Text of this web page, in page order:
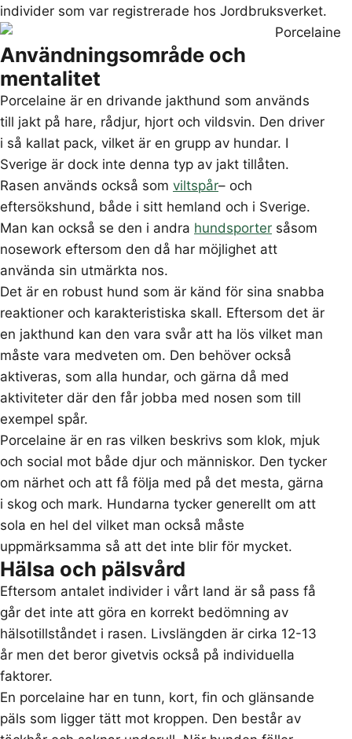
individer som var registrerade hos Jordbruksverket.
Användningsområde och
mentalitet
Porcelaine är en drivande jakthund som används
till jakt på hare, rådjur, hjort och vildsvin. Den driver
i så kallat pack, vilket är en grupp av hundar. I
Sverige är dock inte denna typ av jakt tillåten.
Rasen används också som viltspår– och
eftersökshund, både i sitt hemland och i Sverige.
Man kan också se den i andra hundsporter såsom
nosework eftersom den då har möjlighet att
använda sin utmärkta nos.
Det är en robust hund som är känd för sina snabba
reaktioner och karakteristiska skall. Eftersom det är
en jakthund kan den vara svår att ha lös vilket man
måste vara medveten om. Den behöver också
aktiveras, som alla hundar, och gärna då med
aktiviteter där den får jobba med nosen som till
exempel spår.
Porcelaine är en ras vilken beskrivs som klok, mjuk
och social mot både djur och människor. Den tycker
om närhet och att få följa med på det mesta, gärna
i skog och mark. Hundarna tycker generellt om att
sola en hel del vilket man också måste
uppmärksamma så att det inte blir för mycket.
Hälsa och pälsvård
Eftersom antalet individer i vårt land är så pass få
går det inte att göra en korrekt bedömning av
hälsotillståndet i rasen. Livslängden är cirka 12-13
år men det beror givetvis också på individuella
faktorer.
En porcelaine har en tunn, kort, fin och glänsande
päls som ligger tätt mot kroppen. Den består av